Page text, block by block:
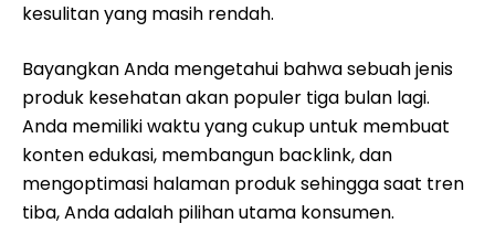
kesulitan yang masih rendah.
Bayangkan Anda mengetahui bahwa sebuah jenis
produk kesehatan akan populer tiga bulan lagi.
Anda memiliki waktu yang cukup untuk membuat
konten edukasi, membangun backlink, dan
mengoptimasi halaman produk sehingga saat tren
tiba, Anda adalah pilihan utama konsumen.